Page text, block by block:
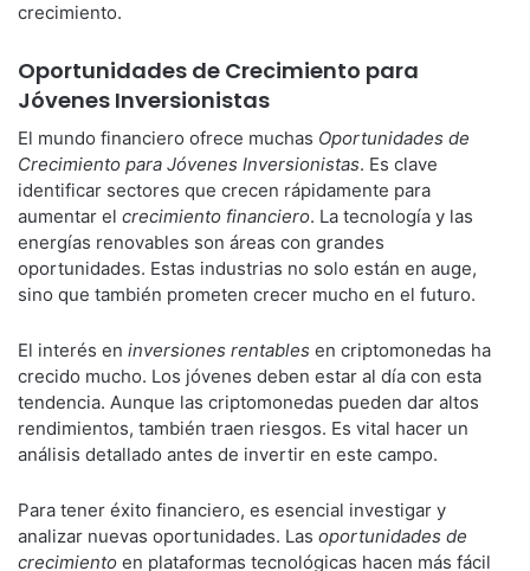
crecimiento.
Oportunidades de Crecimiento para
Jóvenes Inversionistas
El mundo financiero ofrece muchas Oportunidades de
Crecimiento para Jóvenes Inversionistas. Es clave
identificar sectores que crecen rápidamente para
aumentar el crecimiento financiero. La tecnología y las
energías renovables son áreas con grandes
oportunidades. Estas industrias no solo están en auge,
sino que también prometen crecer mucho en el futuro.
El interés en inversiones rentables en criptomonedas ha
crecido mucho. Los jóvenes deben estar al día con esta
tendencia. Aunque las criptomonedas pueden dar altos
rendimientos, también traen riesgos. Es vital hacer un
análisis detallado antes de invertir en este campo.
Para tener éxito financiero, es esencial investigar y
analizar nuevas oportunidades. Las oportunidades de
crecimiento en plataformas tecnológicas hacen más fácil